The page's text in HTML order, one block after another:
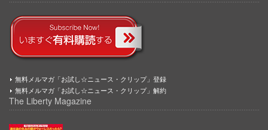
無料メルマガ「お試し☆ニュース・クリップ」登録
無料メルマガ「お試し☆ニュース・クリップ」解約
The Liberty Magazine